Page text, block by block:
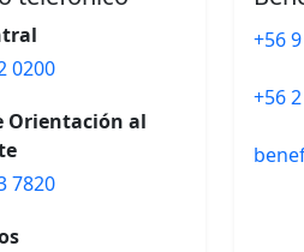
0200
Orientación al
7820
+56
+56